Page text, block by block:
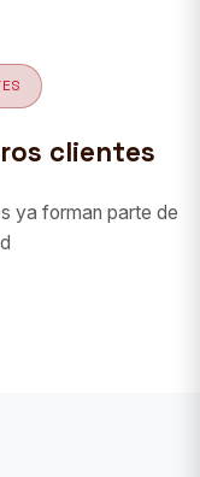
clientes
ya forman parte de